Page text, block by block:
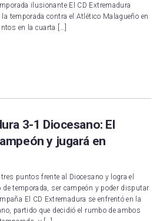
ilusionante El CD Extremadura
temporada contra el Atlético Malagueño en
en la cuarta […]
3-1 Diocesano: El
y jugará en
puntos frente al Diocesano y logra el
temporada, ser campeón y poder disputar
El CD Extremadura se enfrentó en la
partido que decidió el rumbo de ambos